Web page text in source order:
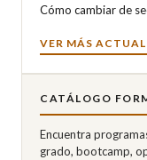
Cómo cambiar de
VER MÁS
CATÁLOGO
Encuentra
grado, bootcamp,